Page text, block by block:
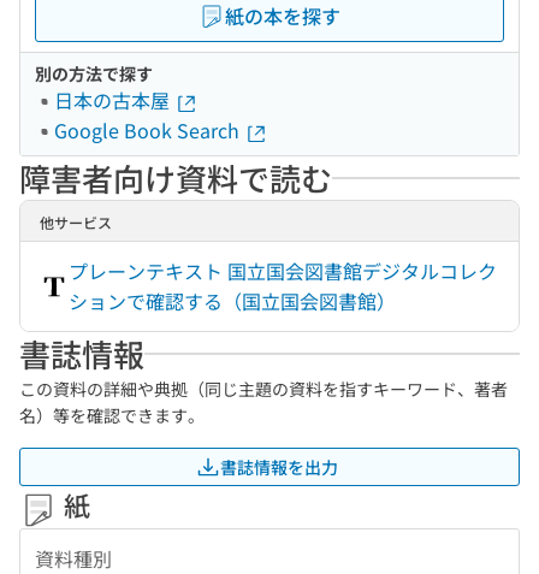
紙の本を探す
別の方法で探す
日本の古本屋
Google Book Search
障害者向け資料で読む
他サービス
プレーンテキスト 国立国会図書館デジタルコレク
ションで確認する（国立国会図書館）
書誌情報
この資料の詳細や典拠（同じ主題の資料を指すキーワード、著者
名）等を確認できます。
書誌情報を出力
紙
資料種別